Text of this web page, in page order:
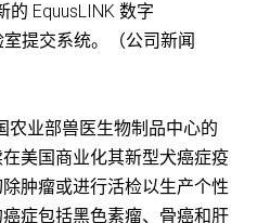
的 EquusLINK 数字
提交系统。（公司新闻
农业部兽医生物制品中心的
美国商业化其新型犬癌症疫
肿瘤或进行活检以生产个性
症包括黑色素瘤、骨癌和肝